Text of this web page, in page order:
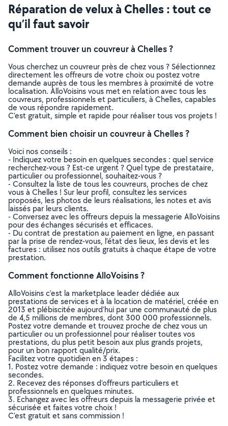
Réparation de velux à Chelles : tout ce
qu’il faut savoir
Comment trouver un couvreur à Chelles ?
Vous cherchez un couvreur près de chez vous ? Sélectionnez
directement les offreurs de votre choix ou postez votre
demande auprès de tous les membres à proximité de votre
localisation. AlloVoisins vous met en relation avec tous les
couvreurs, professionnels et particuliers, à Chelles, capables
de vous répondre rapidement.
C’est gratuit, simple et rapide pour réaliser tous vos projets !
Comment bien choisir un couvreur à Chelles ?
Voici nos conseils :
- Indiquez votre besoin en quelques secondes : quel service
recherchez-vous ? Est-ce urgent ? Quel type de prestataire,
particulier ou professionnel, souhaitez-vous ?
- Consultez la liste de tous les couvreurs, proches de chez
vous à Chelles ! Sur leur profil, consultez les services
proposés, les photos de leurs réalisations, les notes et avis
laissés par leurs clients.
- Conversez avec les offreurs depuis la messagerie AlloVoisins
pour des échanges sécurisés et efficaces.
- Du contrat de prestation au paiement en ligne, en passant
par la prise de rendez-vous, l’état des lieux, les devis et les
factures : utilisez nos outils gratuits à chaque étape de votre
prestation.
Comment fonctionne AlloVoisins ?
AlloVoisins c’est la marketplace leader dédiée aux
prestations de services et à la location de matériel, créée en
2013 et plébiscitée aujourd’hui par une communauté de plus
de 4,5 millions de membres, dont 300 000 professionnels.
Postez votre demande et trouvez proche de chez vous un
particulier ou un professionnel pour réaliser toutes vos
prestations, du plus petit besoin aux plus grands projets,
pour un bon rapport qualité/prix.
Facilitez votre quotidien en 3 étapes :
1. Postez votre demande : indiquez votre besoin en quelques
secondes.
2. Recevez des réponses d’offreurs particuliers et
professionnels en quelques minutes.
3. Echangez avec les offreurs depuis la messagerie privée et
sécurisée et faites votre choix !
C’est gratuit et sans commission !